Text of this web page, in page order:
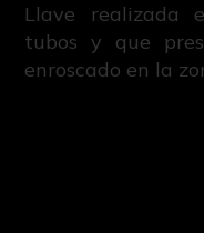
Llave realizada
tubos y que
enroscado en la